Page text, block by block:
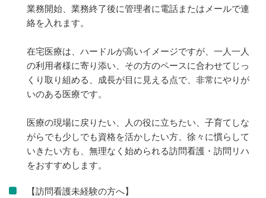
業務開始、業務終了後に管理者に電話またはメールで連
絡を入れます。
在宅医療は、ハードルが高いイメージですが、一人一人
の利用者様に寄り添い、その方のペースに合わせてじっ
くり取り組める、成長が目に見える点で、非常にやりが
いのある医療です。
医療の現場に戻りたい、人の役に立ちたい、子育てしな
がらでも少しでも資格を活かしたい方、徐々に慣らして
いきたい方も、無理なく始められる訪問看護・訪問リハ
をおすすめします。
【訪問看護未経験の方へ】